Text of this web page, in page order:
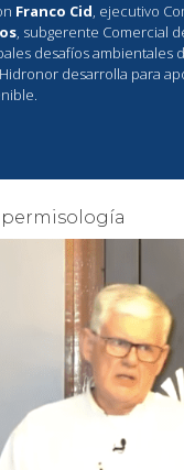
Franco Cid, ejecutivo
, subgerente Comercial
desafíos ambientales
desarrolla para